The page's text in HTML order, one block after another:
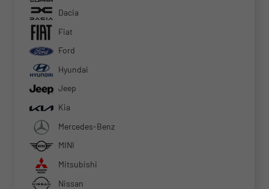
Dacia
Fiat
Ford
Hyundai
Jeep
Kia
Mercedes-Benz
MINI
Mitsubishi
Nissan